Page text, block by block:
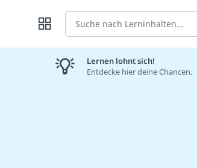
Suche
Lernen lohnt sich!
Entdecke hier deine Chancen.